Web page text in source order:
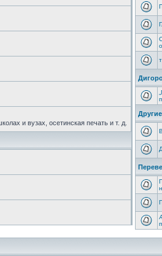
и вузах, осетинская печать и т. д.